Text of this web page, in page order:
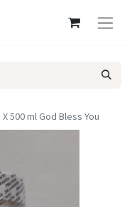
500 ml God Bless You